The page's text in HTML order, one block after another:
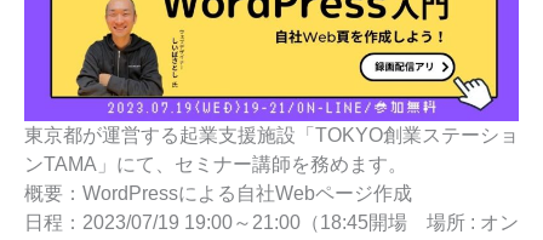
東京都が運営する起業支援施設「TOKYO創業ステーショ
ンTAMA」にて、セミナー講師を務めます。
概要：WordPressによる自社Webページ作成
日程：2023/07/19 19:00～21:00（18:45開場 場所 : オン